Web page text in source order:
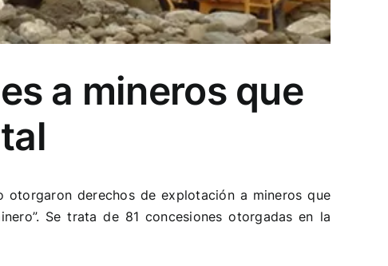
a mineros que
otorgaron derechos de explotación a mineros que
Se trata de 81 concesiones otorgadas en la